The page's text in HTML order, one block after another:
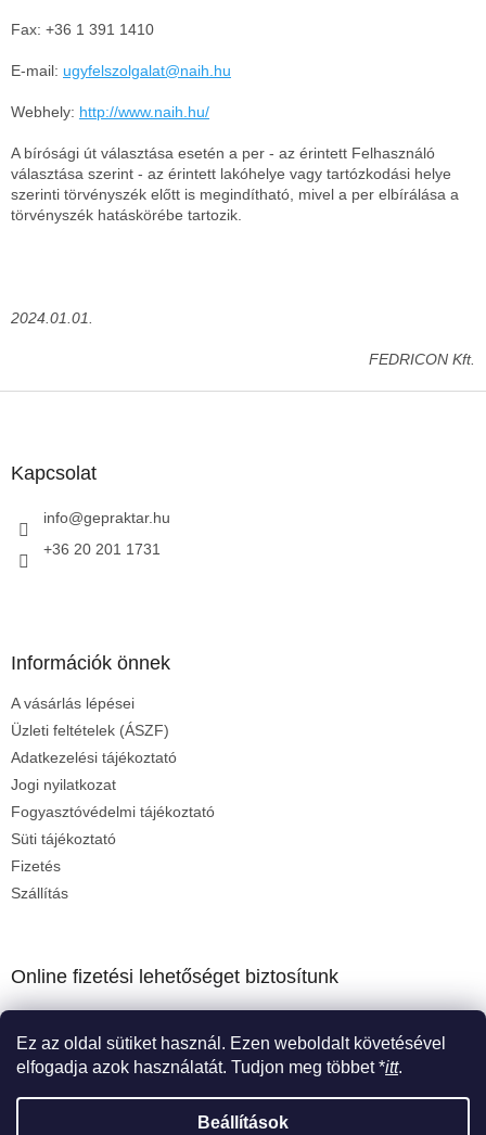
Ez az oldal sütiket használ. Ezen weboldalt követésével
elfogadja azok használatát. Tudjon meg többet *itt.
Beállítások
Fax: +36 1 391 1410
E-mail: ugyfelszolgalat@naih.hu
Webhely: http://www.naih.hu/
A bírósági út választása esetén a per - az érintett Felhasználó
választása szerint - az érintett lakóhelye vagy tartózkodási helye
szerinti törvényszék előtt is megindítható, mivel a per elbírálása a
törvényszék hatáskörébe tartozik.
2024.01.01.
FEDRICON Kft.
Kapcsolat
info@gepraktar.hu
+36 20 201 1731
Információk önnek
A vásárlás lépései
Üzleti feltételek (ÁSZF)
Adatkezelési tájékoztató
Jogi nyilatkozat
Fogyasztóvédelmi tájékoztató
Süti tájékoztató
Fizetés
Szállítás
Online fizetési lehetőséget biztosítunk
Shoptet készítette